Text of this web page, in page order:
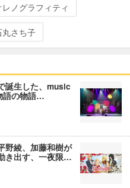
レノグラフィティ
丸さち子
誕生した、music
語の物語…
野綾、加藤和樹が
き出す、一夜限…